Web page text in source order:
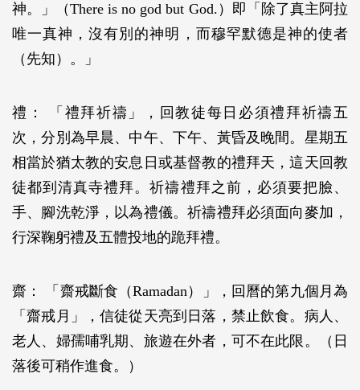
神。」（There is no god but God.）即「除了真主阿拉
唯一真神，沒有別的神明，而穆罕默德是神的使者
（先知）。」
禮： 「禮拜祈禱」，回教徒每日必須禮拜祈禱五
次，分別為早晨、中午、下午、黃昏及晚間。星期五
相當於猶太教的安息日或基督教的禮拜天，這天回教
徒都到清真寺禮拜。祈禱禮拜之前，必須要把臉、
手、腳洗乾淨，以為禮儀。祈禱禮拜必須面向麥加，
行深鞠躬禮及五體投地的跪拜禮。
齋： 「齋戒斷食（Ramadan）」，回曆的第九個月為
「齋戒月」，信徒從天亮到日落，禁止飲食。病人、
老人、婦孺哺乳期、旅遊在外者，可不在此限。（日
落後可稍作進食。）